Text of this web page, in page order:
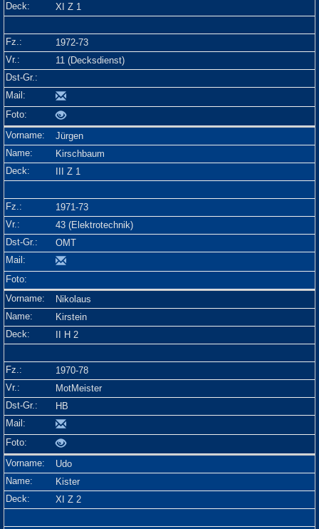
XI Z 1
1972-73
11 (Decksdienst)
Jürgen
Kirschbaum
III Z 1
1971-73
43 (Elektrotechnik)
OMT
Nikolaus
Kirstein
II H 2
1970-78
MotMeister
HB
Udo
Kister
XI Z 2